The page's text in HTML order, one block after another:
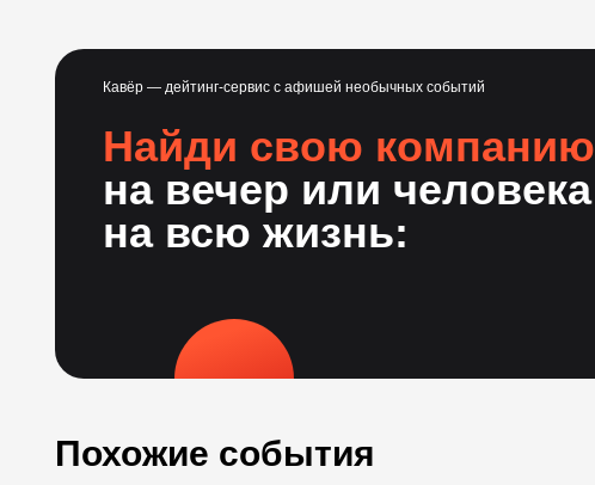
Кавёр — дейтинг-сервис с афишей необычных событий
Найди свою компанию
на вечер или человека
на всю жизнь:
Похожие события